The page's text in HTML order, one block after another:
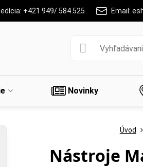
+421 949/ 584 525 Email:
Novinky
Úvod
Nástroje